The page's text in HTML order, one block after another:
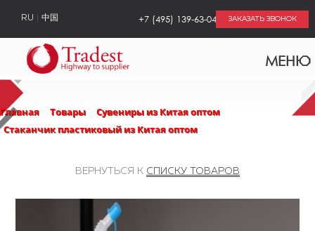
МЕНЮ
RU 中国 ЗАКАЗАТЬ ЗВОНОК
+7 (495) 139-63-04
Главная Товары
Сувениры из Китая оптом
Стаканчик пластиковый из Китая оптом
ВЕРНУТЬСЯ К СПИСКУ ТОВАРОВ